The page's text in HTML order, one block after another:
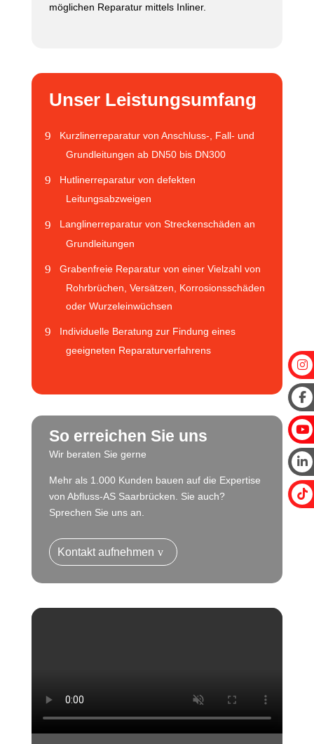
möglichen Reparatur mittels Inliner.
Unser Leistungsumfang
Kurzlinerreparatur von Anschluss-, Fall- und
Grundleitungen ab DN50 bis DN300
Hutlinerreparatur von defekten
Leitungsabzweigen
Langlinerreparatur von Streckenschäden an
Grundleitungen
Grabenfreie Reparatur von einer Vielzahl von
Rohrbrüchen, Versätzen, Korrosionsschäden
oder Wurzeleinwüchsen
Individuelle Beratung zur Findung eines
geeigneten Reparaturverfahrens
So erreichen Sie uns
Wir beraten Sie gerne
Mehr als 1.000 Kunden bauen auf die Expertise
von Abfluss-AS Saarbrücken. Sie auch?
Sprechen Sie uns an.
Kontakt aufnehmen